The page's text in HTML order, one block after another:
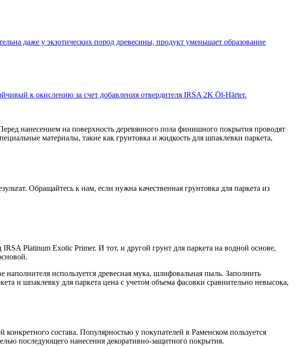
даже у экзотических пород древесины, продукт уменьшает образование
к окислению за счет добавления отвердителя IRSA 2K Öl-Härter.
нанесением на поверхность деревянного пола финишного покрытия проводят
материалы, такие как грунтовка и жидкость для шпаклевки паркета,
Обращайтесь к нам, если нужна качественная грунтовка для паркета из
Platinum Exotic Primer. И тот, и другой грунт для паркета на водной основе,
используется древесная мука, шлифовальная пыль. Заполнить
и шпаклевку для паркета цена с учетом объема фасовки сравнительно невысока,
состава. Популярностью у покупателей в Раменском пользуется
последующего нанесения декоративно-защитного покрытия.